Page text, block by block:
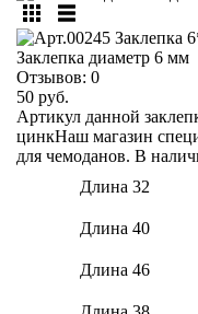
Заклепка диаметр 6 мм
Отзывов: 0
50 руб.
Артикул данной
цинкНаш магазин
для чемоданов. В
Длина 32
Длина 40
Длина 46